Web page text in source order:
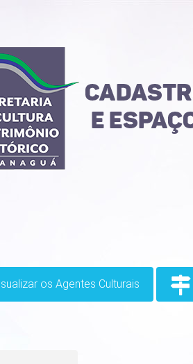
os Agentes Culturais